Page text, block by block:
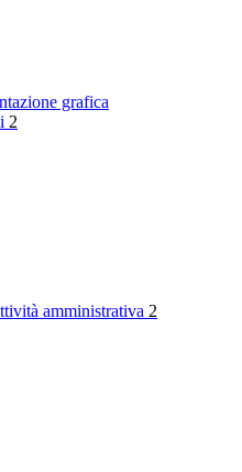
grafica
2
amministrativa 2